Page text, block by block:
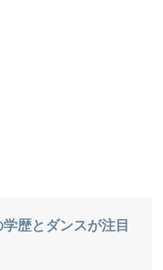
歴とダンスが注目